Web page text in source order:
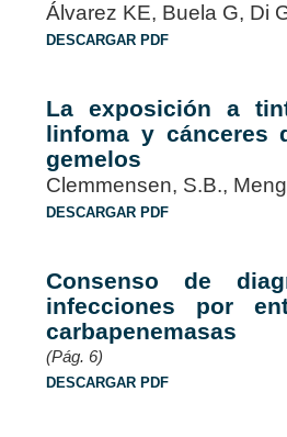
Álvarez KE, Buela G,
DESCARGAR PDF
La exposición a
linfoma y cánceres
gemelos
Clemmensen, S.B.,
DESCARGAR PDF
Consenso de
infecciones por
carbapenemasas
(Pág. 6)
DESCARGAR PDF